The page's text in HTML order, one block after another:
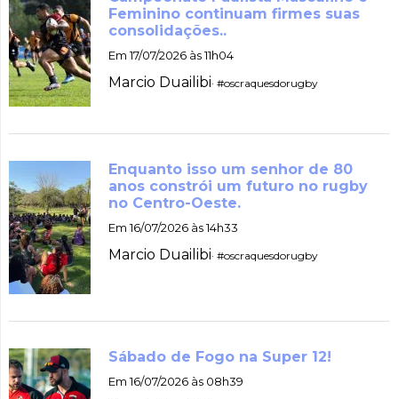
Feminino continuam firmes suas
consolidações..
Em 17/07/2026 às 11h04
Marcio Duailibi· #oscraquesdorugby
Enquanto isso um senhor de 80
anos constrói um futuro no rugby
no Centro-Oeste.
Em 16/07/2026 às 14h33
Marcio Duailibi· #oscraquesdorugby
Sábado de Fogo na Super 12!
Em 16/07/2026 às 08h39